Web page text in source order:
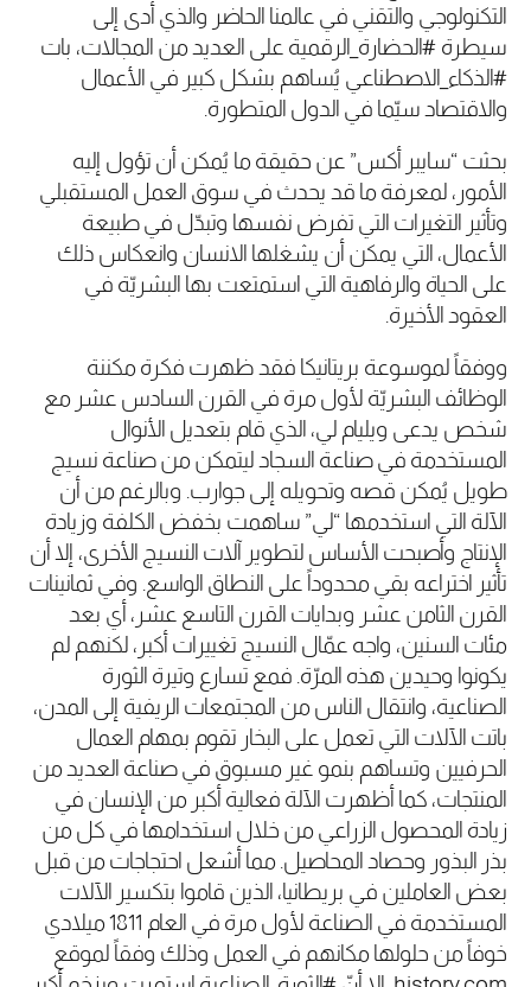
التكنولوجي والتقني في عالمنا الحاضر والذي أدى إلى
سيطرة #الحضارة_الرقمية على العديد من المجالات، بات
#الذكاء_الاصطناعي يُساهم بشكل كبير في الأعمال
والاقتصاد سيّما في الدول المتطورة.
بحثت “سايبر أكس” عن حقيقة ما يُمكن أن تؤول إليه
الأمور، لمعرفة ما قد يحدث في سوق العمل المستقبلي
وتأثير التغيرات التي تفرض نفسها وتبدّل في طبيعة
الأعمال، التي يمكن أن يشغلها الانسان وانعكاس ذلك
على الحياة والرفاهية التي استمتعت بها البشريّة في
العقود الأخيرة.
ووفقاً لموسوعة بريتانيكا فقد ظهرت فكرة مكننة
الوظائف البشريّة لأول مرة في القرن السادس عشر مع
شخص يدعى ويليام لي، الذي قام بتعديل الأنوال
المستخدمة في صناعة السجاد ليتمكن من صناعة نسيج
طويل يُمكن قصه وتحويله إلى جوارب. وبالرغم من أن
الآلة التي استخدمها “لي” ساهمت بخفض الكلفة وزيادة
الإنتاج وأصبحت الأساس لتطوير آلات النسيج الأخرى، إلا أن
تأثير اختراعه بقي محدوداً على النطاق الواسع. وفي ثمانينات
القرن الثامن عشر وبدايات القرن التاسع عشر، أي بعد
مئات السنين، واجه عمّال النسيج تغييرات أكبر، لكنهم لم
يكونوا وحيدين هذه المرّة. فمع تسارع وتيرة الثورة
الصناعية، وانتقال الناس من المجتمعات الريفية إلى المدن،
باتت الآلات التي تعمل على البخار تقوم بمهام العمال
الحرفيين وتساهم بنمو غير مسبوق في صناعة العديد من
المنتجات، كما أظهرت الآلة فعالية أكبر من الإنسان في
زيادة المحصول الزراعي من خلال استخدامها في كل من
بذر البذور وحصاد المحاصيل. مما أشعل احتجاجات من قبل
بعض العاملين في بريطانيا، الذين قاموا بتكسير الآلات
المستخدمة في الصناعة لأول مرة في العام 1811 ميلادي
خوفاً من حلولها مكانهم في العمل وذلك وفقاً لموقع